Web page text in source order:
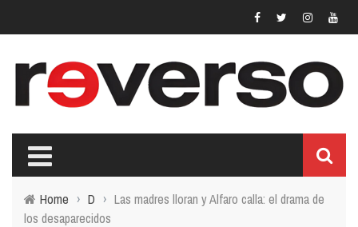
Home › D › Las madres lloran y Alfaro calla: el drama de
los desaparecidos